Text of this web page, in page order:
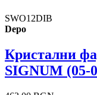
SWO12DIB
Depo
Кристални
SIGNUM (05-